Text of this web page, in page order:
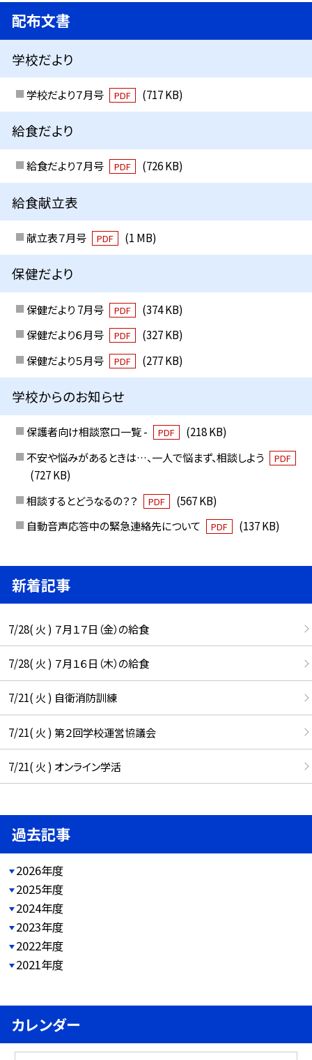
配布文書
学校だより
学校だより７月号 PDF (717 KB)
給食だより
給食だより７月号 PDF (726 KB)
給食献立表
献立表７月号 PDF (1 MB)
保健だより
保健だより 7月号 PDF
(374 KB)
保健だより６月号
PDF
(327 KB)
保健だより５月号
PDF (277 KB)
学校からのお知らせ
保護者向け相談窓口一覧 - PDF
(218 KB)
不安や悩みがあるときは…、一人で悩まず、相談しよう
PDF
(727 KB)
相談するとどうなるの？？
PDF
(567 KB)
自動音声応答中の緊急連絡先について
PDF (137 KB)
新着記事
7/28( 火 ) ７月１７日（金）の給食
7/28( 火 ) ７月１６日（木）の給食
7/21( 火 ) 自衛消防訓練
7/21( 火 ) 第２回学校運営協議会
7/21( 火 ) オンライン学活
過去記事
2026年度
2025年度
2024年度
2023年度
2022年度
2021年度
カレンダー